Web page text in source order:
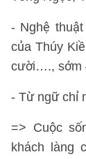
- Nghệ
của Thúy
cười…., sớm
- Từ ngữ chỉ
=> Cuộc
khách làng